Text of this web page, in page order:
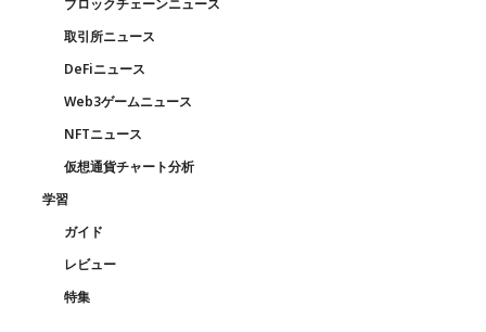
取引所ニュース
DeFiニュース
Web3ゲームニュース
NFTニュース
仮想通貨チャート分析
学習
ガイド
レビュー
特集